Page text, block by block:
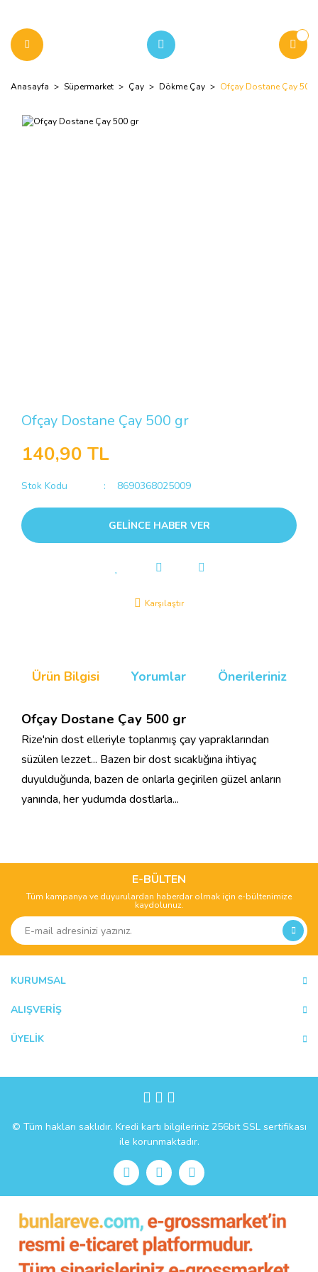
Anasayfa Süpermarket Çay Dökme Çay Ofçay Dostane Çay 500
Ofçay Dostane Çay 500 gr
140,90 TL
Stok Kodu 8690368025009
GELİNCE HABER VER
Karşılaştır
Ürün Bilgisi Yorumlar Önerileriniz
Ofçay Dostane Çay 500 gr
Rize'nin dost elleriyle toplanmış çay yapraklarından
süzülen lezzet... Bazen bir dost sıcaklığına ihtiyaç
duyulduğunda, bazen de onlarla geçirilen güzel anların
yanında, her yudumda dostlarla...
Yorum Yaz
kullanarak tarafımıza iletebilirsiniz.
Görüş ve önerileriniz için teşekkür ederiz.
Ürün açıklamasında eksik bilgiler bulunuyor.
Ürün bilgilerinde hatalar bulunuyor.
E-BÜLTEN
Tüm kampanya ve duyurulardan haberdar olmak için e-bültenimize
kaydolunuz.
KURUMSAL
ALIŞVERİŞ
ÜYELİK
© Tüm hakları saklıdır. Kredi kartı bilgileriniz 256bit SSL sertifikası
ile korunmaktadır.